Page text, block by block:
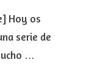
Hoy os
serie de
…